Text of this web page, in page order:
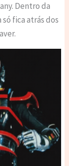
Dentro da
fica atrás dos